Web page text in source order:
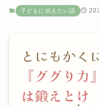
子どもに伝えたい話